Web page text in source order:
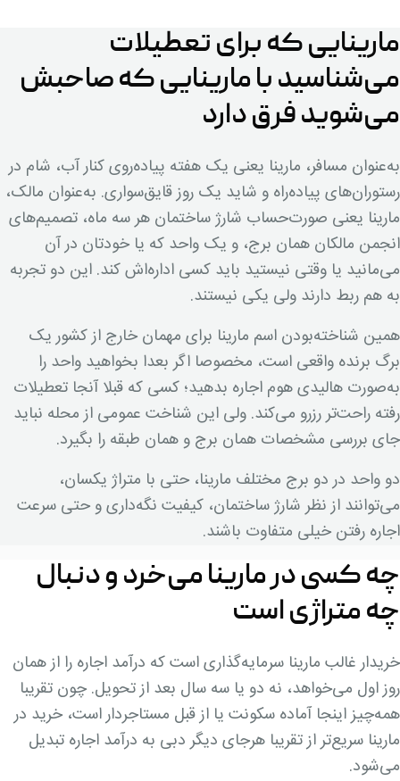
مارینایی که برای تعطیلات
می‌شناسید با مارینایی که صاحبش
می‌شوید فرق دارد
به‌عنوان مسافر، مارینا یعنی یک هفته پیاده‌روی کنار آب، شام در
رستوران‌های پیاده‌راه و شاید یک روز قایق‌سواری. به‌عنوان مالک،
مارینا یعنی صورت‌حساب شارژ ساختمان هر سه ماه، تصمیم‌های
انجمن مالکان همان برج، و یک واحد که یا خودتان در آن
می‌مانید یا وقتی نیستید باید کسی اداره‌اش کند. این دو تجربه
به هم ربط دارند ولی یکی نیستند.
همین شناخته‌بودن اسم مارینا برای مهمان خارج از کشور یک
برگ برنده واقعی است، مخصوصا اگر بعدا بخواهید واحد را
به‌صورت هالیدی هوم اجاره بدهید؛ کسی که قبلا آنجا تعطیلات
رفته راحت‌تر رزرو می‌کند. ولی این شناخت عمومی از محله نباید
جای بررسی مشخصات همان برج و همان طبقه را بگیرد.
دو واحد در دو برج مختلف مارینا، حتی با متراژ یکسان،
می‌توانند از نظر شارژ ساختمان، کیفیت نگه‌داری و حتی سرعت
اجاره رفتن خیلی متفاوت باشند.
چه کسی در مارینا می‌خرد و دنبال
چه متراژی است
خریدار غالب مارینا سرمایه‌گذاری است که درآمد اجاره را از همان
روز اول می‌خواهد، نه دو یا سه سال بعد از تحویل. چون تقریبا
همه‌چیز اینجا آماده سکونت یا از قبل مستاجردار است، خرید در
مارینا سریع‌تر از تقریبا هرجای دیگر دبی به درآمد اجاره تبدیل
می‌شود.